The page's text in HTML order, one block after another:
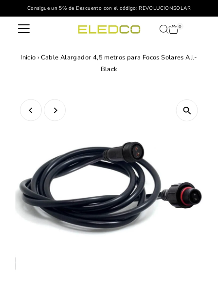
Ir directamente al contenido
Consigue un 5% de Descuento con el código: REVOLUCIONSOLAR
0
Inicio › Cable Alargador 4,5 metros para Focos Solares All-
Black